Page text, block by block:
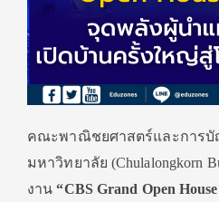
คณะพาณิชยศาสตร์และการ
มหาวิทยาลัย (Chulalongkorn
งาน“CBS Grand Open